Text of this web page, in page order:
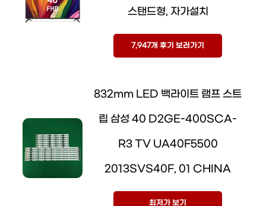
스탠드형, 자가설치
7,947개 후기 보러가기
832mm LED 백라이트 램프 스트
립 삼성 40 D2GE-400SCA-
R3 TV UA40F5500
2013SVS40F, 01 CHINA
최저가 보기